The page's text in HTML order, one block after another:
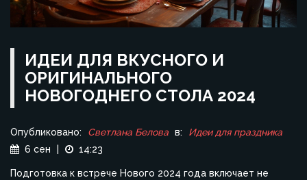
ИДЕИ ДЛЯ ВКУСНОГО И
ОРИГИНАЛЬНОГО
НОВОГОДНЕГО СТОЛА 2024
Опубликовано: Светлана Белова в:
Идеи для праздника
6 сен
14:23
Подготовка к встрече Нового 2024 года включает не